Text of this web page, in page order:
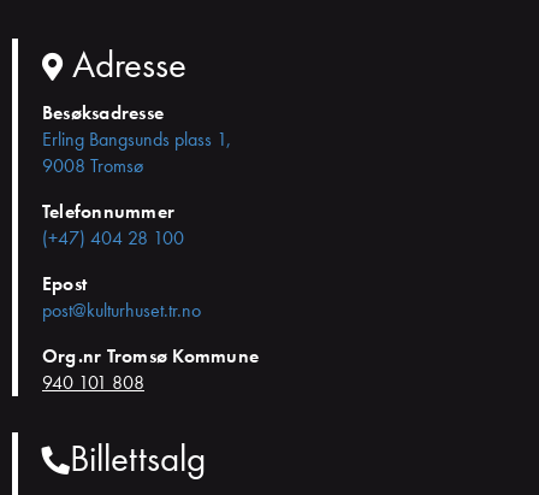
Adresse
Besøksadresse
Erling Bangsunds plass 1,
9008 Tromsø
Telefonnummer
(+47) 404 28 100
Epost
post@kulturhuset.tr.no
Org.nr Tromsø Kommune
940 101 808
Billettsalg